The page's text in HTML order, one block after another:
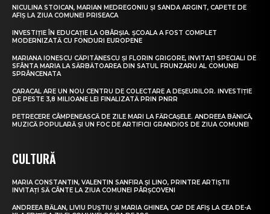
NICULINA STOICAN, MARIAN MEDREGONIU ȘI SANDA ARGINT, CAPETE DE
AFIȘ LA ZIUA COMUNEI PRISEACA
INVESTIȚIE ÎN EDUCAȚIE LA OBÂRȘIA. ȘCOALA A FOST COMPLET
MODERNIZATĂ CU FONDURI EUROPENE
MARIANA IONESCU CĂPITĂNESCU ȘI FLORIN GRIGORE, INVITAȚI SPECIALI DE
SFÂNTA MARIA LA SĂRBĂTOAREA DIN SATUL FRUNZARU AL COMUNEI
SPRÂNCENATA
CARACAL ARE UN NOU CENTRU DE COLECTARE A DEȘEURILOR. INVESTIȚIE
DE PESTE 3,8 MILIOANE LEI FINALIZATĂ PRIN PNRR
PETRECERE CÂMPENEASCĂ DE ZILE MARI LA FĂRCAȘELE. ANDREEA BĂNICĂ,
MUZICĂ POPULARĂ ȘI UN FOC DE ARTIFICII GRANDIOS DE ZIUA COMUNEI
CULTURĂ
MARIA CONSTANTIN, VALENTIN SANFIRA ȘI LINO, PRINTRE ARTIȘTII
INVITAȚI SĂ CÂNTE LA ZIUA COMUNEI PÂRȘCOVENI
ANDREEA BĂLAN, LIVIU PUȘTIU ȘI MARIA GHINEA, CAP DE AFIȘ LA CEA DE-A